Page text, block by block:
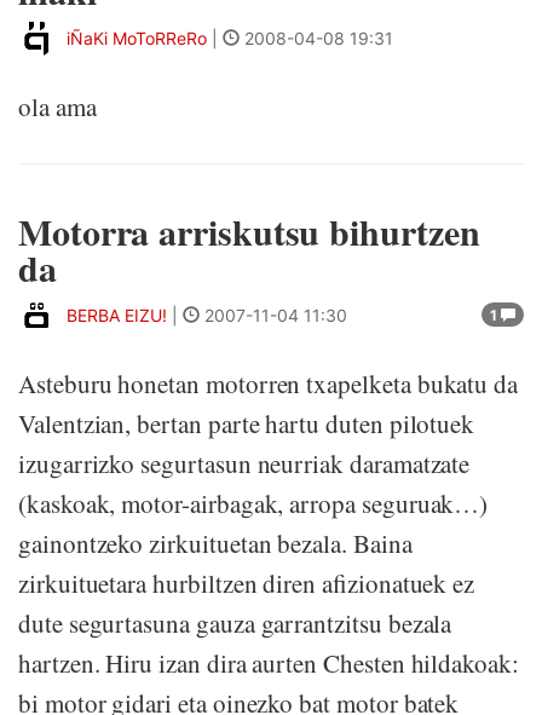
iÑaKi MoToRReRo 2008-04-08 19:31
ola ama
Motorra arriskutsu bihurtzen
da
1
BERBA EIZU! 2007-11-04 11:30
Asteburu honetan motorren txapelketa bukatu da
Valentzian, bertan parte hartu duten pilotuek
izugarrizko segurtasun neurriak daramatzate
(kaskoak, motor-airbagak, arropa seguruak…)
gainontzeko zirkuituetan bezala. Baina
zirkuituetara hurbiltzen diren afizionatuek ez
dute segurtasuna gauza garrantzitsu bezala
hartzen. Hiru izan dira aurten Chesten hildakoak:
bi motor gidari eta oinezko bat motor batek